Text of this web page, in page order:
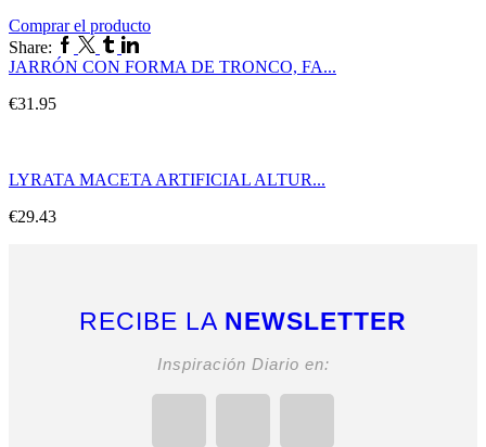
Comprar el producto
Share:
JARRÓN CON FORMA DE TRONCO, FA...
€31.95
LYRATA MACETA ARTIFICIAL ALTUR...
€29.43
RECIBE LA NEWSLETTER
Inspiración Diario en: